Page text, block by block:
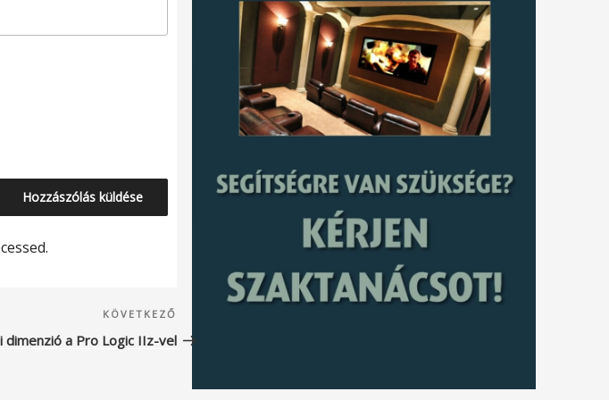
bejegyzés
KÖVETKEZŐ
dimenzió a Pro Logic IIz-vel